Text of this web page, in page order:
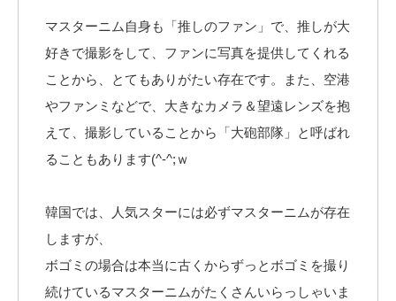
マスターニム自身も「推しのファン」で、推しが大
好きで撮影をして、ファンに写真を提供してくれる
ことから、とてもありがたい存在です。また、空港
やファンミなどで、大きなカメラ＆望遠レンズを抱
えて、撮影していることから「大砲部隊」と呼ばれ
ることもあります(^-^;ｗ
韓国では、人気スターには必ずマスターニムが存在
しますが、
ボゴミの場合は本当に古くからずっとボゴミを撮り
続けているマスターニムがたくさんいらっしゃいま